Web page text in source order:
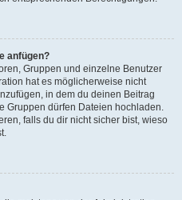
anfügen?
Gruppen und einzelne Benutzer
hat es möglicherweise nicht
in dem du deinen Beitrag
Gruppen dürfen Dateien hochladen.
falls du dir nicht sicher bist, wieso